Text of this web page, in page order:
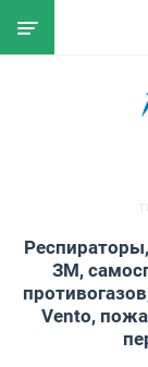
ЗМ,
Vento,